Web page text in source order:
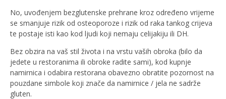
No, uvođenjem bezglutenske prehrane kroz određeno vrijeme
se smanjuje rizik od osteoporoze i rizik od raka tankog crijeva
te postaje isti kao kod ljudi koji nemaju celijakiju ili DH.
Bez obzira na vaš stil života i na vrstu vaših obroka (bilo da
jedete u restoranima ili obroke radite sami), kod kupnje
namirnica i odabira restorana obavezno obratite pozornost na
pouzdane simbole koji znače da namirnice / jela ne sadrže
gluten.